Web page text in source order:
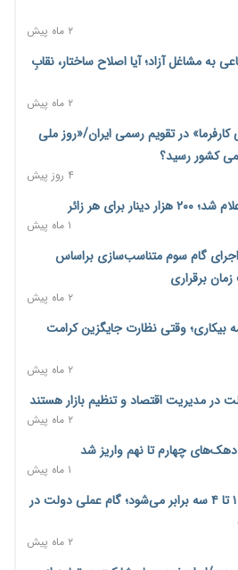
همچنان زیر فشار خسارت و تأمین
خرد؛ چگونه «عددسازی» بازار
مسیر تأمین مواد اولیه صنایع تسهیل شد؛ ۳۴۱۴ کد تعرفه مشمول
متقاضیان رسید؛ اولویت با پروژه‌های
بازنشستگی؛ اعتماد بیمه‌پردازان را
بر افزایش مزد پایه و شفافیت سبد
صندوق کارآفرینی امید از حمایت متفاوت
۲۳ ساعت پیش
۳۰ درصد کاهش یافت؛ وعده وزارت نیرو برای رفع
۲ ماه پیش
به مشاغل آزاد؛ آیا اصلاح ساختار، نقابِ
۲ ماه پیش
کارفرما» در تقویم رسمی ایران/«روز ملی
کشور رسید؟
۴ روز پیش
۱ ماه پیش
گام سوم متناسب‌سازی براساس
۲ ماه پیش
بیکاری؛ وقتی نظارت جایگزین کرامت
۲ ماه پیش
در مدیریت اقتصاد و تنظیم بازار هستند
۲ ماه پیش
۱ ماه پیش
یارانه خانواده‌های دهک ۱ تا ۴ سه برابر می‌شود؛ گام عملی دولت در
۲ ماه پیش